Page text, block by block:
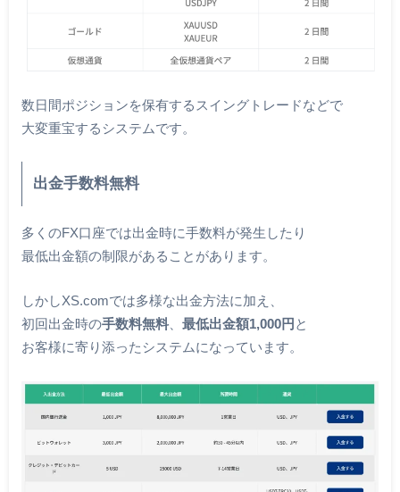
数日間ポジションを保有するスイングトレードなどで
大変重宝するシステムです。
出金手数料無料
多くのFX口座では出金時に手数料が発生したり
最低出金額の制限があることがあります。
しかしXS.comでは多様な出金方法に加え、
初回出金時の手数料無料、 最低出金額1,000円 と
お客様に寄り添ったシステムになっています。